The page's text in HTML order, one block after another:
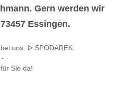
Gern werden wir
Essingen.
uns. ᐅ SPODAREK
-
Sie da!